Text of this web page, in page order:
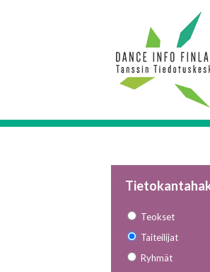
Teokset
Taiteilijat
Ryhmät